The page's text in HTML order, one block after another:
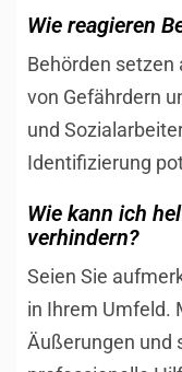
Wie reagieren
Behörden setzen
von Gefährdern
und
Identifizierung
Wie kann ich
verhindern?
Seien Sie
in Ihrem Umfeld.
Äußerungen und